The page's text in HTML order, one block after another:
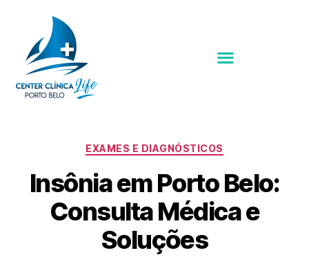
EXAMES E DIAGNÓSTICOS
Insônia em Porto Belo:
Consulta Médica e
Soluções